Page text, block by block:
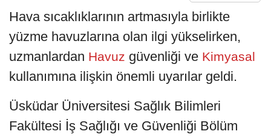
Hava sıcaklıklarının artmasıyla birlikte
yüzme havuzlarına olan ilgi yükselirken,
uzmanlardan Havuz güvenliği ve Kimyasal
kullanımına ilişkin önemli uyarılar geldi.
Üsküdar Üniversitesi Sağlık Bilimleri
Fakültesi İş Sağlığı ve Güvenliği Bölüm